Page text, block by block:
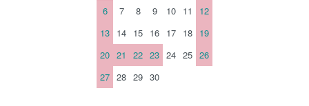
6
7 8 9 10 11
12
13 14 15 16 17 18 19
20 21 22 23 24 25 26
27 28 29 30